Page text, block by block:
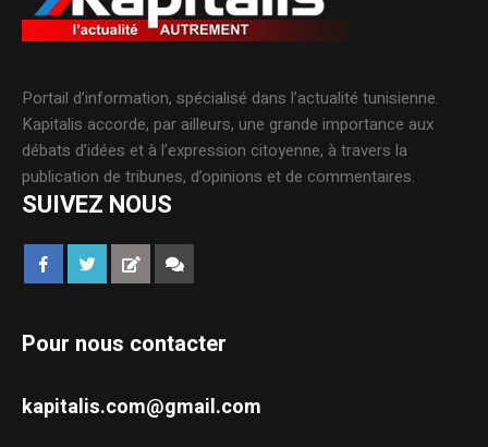
Portail d’information, spécialisé dans l’actualité tunisienne.
Kapitalis accorde, par ailleurs, une grande importance aux
débats d’idées et à l’expression citoyenne, à travers la
publication de tribunes, d’opinions et de commentaires.
SUIVEZ NOUS
Pour nous contacter
kapitalis.com@gmail.com